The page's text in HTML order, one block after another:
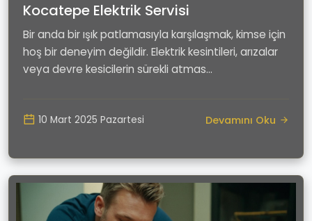
Kocatepe Elektrik Servisi
Bir anda bir ışık patlamasıyla karşılaşmak, kimse için
hoş bir deneyim değildir. Elektrik kesintileri, arızalar
veya devre kesicilerin sürekli atmas...
10 Mart 2025 Pazartesi Devamını Oku